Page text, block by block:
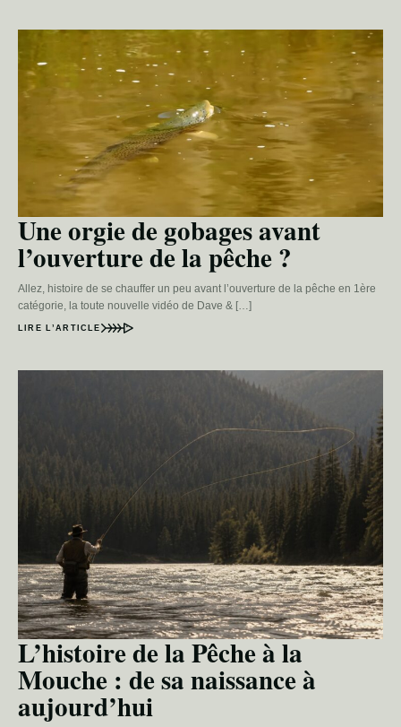
Une orgie de gobages avant
l’ouverture de la pêche ?
Allez, histoire de se chauffer un peu avant l’ouverture de la pêche en 1ère
catégorie, la toute nouvelle vidéo de Dave & […]
LIRE L’ARTICLE
L’histoire de la Pêche à la
Mouche : de sa naissance à
aujourd’hui